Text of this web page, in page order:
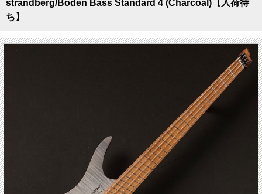
strandberg/Boden Bass Standard 4 (Charcoal)【入荷待
ち】